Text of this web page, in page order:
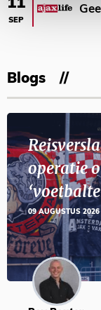
11
SEP
Blogs
operatie
09 AUGUSTUS